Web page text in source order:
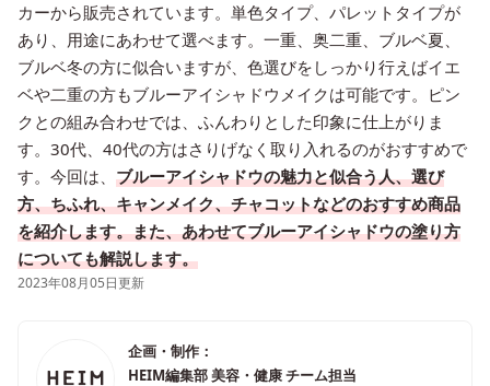
カーから販売されています。単色タイプ、パレットタイプが
あり、用途にあわせて選べます。一重、奥二重、ブルベ夏、
ブルベ冬の方に似合いますが、色選びをしっかり行えばイエ
ベや二重の方もブルーアイシャドウメイクは可能です。ピン
クとの組み合わせでは、ふんわりとした印象に仕上がりま
す。30代、40代の方はさりげなく取り入れるのがおすすめで
す。今回は、 ブルーアイシャドウの魅力と似合う人、選び
方、ちふれ、キャンメイク、チャコットなどのおすすめ商品
を紹介します。また、あわせてブルーアイシャドウの塗り方
についても解説します。
2023年08月05日更新
企画・制作：
HEIM編集部 美容・健康 チーム担当